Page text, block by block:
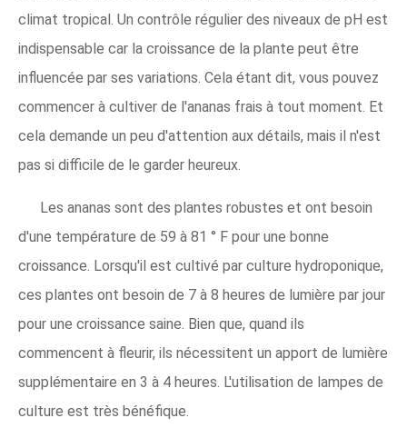
climat tropical. Un contrôle régulier des niveaux de pH est
indispensable car la croissance de la plante peut être
influencée par ses variations. Cela étant dit, vous pouvez
commencer à cultiver de l'ananas frais à tout moment. Et
cela demande un peu d'attention aux détails, mais il n'est
pas si difficile de le garder heureux.
Les ananas sont des plantes robustes et ont besoin
d'une température de 59 à 81 ° F pour une bonne
croissance. Lorsqu'il est cultivé par culture hydroponique,
ces plantes ont besoin de 7 à 8 heures de lumière par jour
pour une croissance saine. Bien que, quand ils
commencent à fleurir, ils nécessitent un apport de lumière
supplémentaire en 3 à 4 heures. L'utilisation de lampes de
culture est très bénéfique.